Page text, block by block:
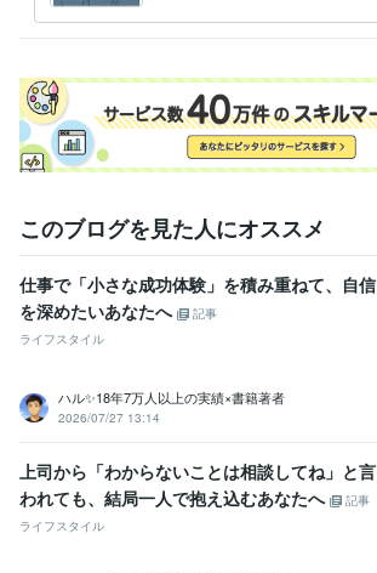
このブログを見た人にオススメ
仕事で「小さな成功体験」を積み重ねて、自信
を深めたいあなたへ
記事
ライフスタイル
ハル✨18年7万人以上の実績×書籍著者
2026/07/27 13:14
上司から「わからないことは相談してね」と言
われても、結局一人で抱え込むあなたへ
記事
ライフスタイル